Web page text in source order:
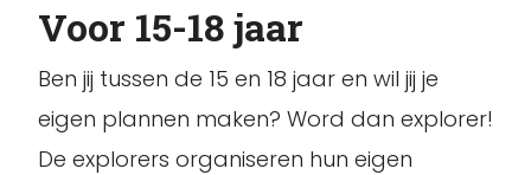
Voor 15-18 jaar
Ben jij tussen de 15 en 18 jaar en wil jij je
eigen plannen maken? Word dan explorer!
De explorers organiseren hun eigen